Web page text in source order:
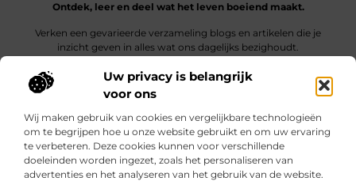
Uw privacy is belangrijk
voor ons
Wij maken gebruik van cookies en vergelijkbare technologieën
om te begrijpen hoe u onze website gebruikt en om uw ervaring
te verbeteren. Deze cookies kunnen voor verschillende
doeleinden worden ingezet, zoals het personaliseren van
advertenties en het analyseren van het gebruik van de website.
Ontdek, leer en deel wat het leven boeiend maakt.
Verken een gevarieerde verzameling blogs en artikelen die je
inzicht geven in alles wat ons dagelijks bezighoudt.
Bericht categorie
Onze informatie